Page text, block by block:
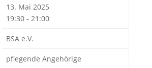
13. Mai 2025
19:30 - 21:00
BSA e.V.
pflegende Angehörige